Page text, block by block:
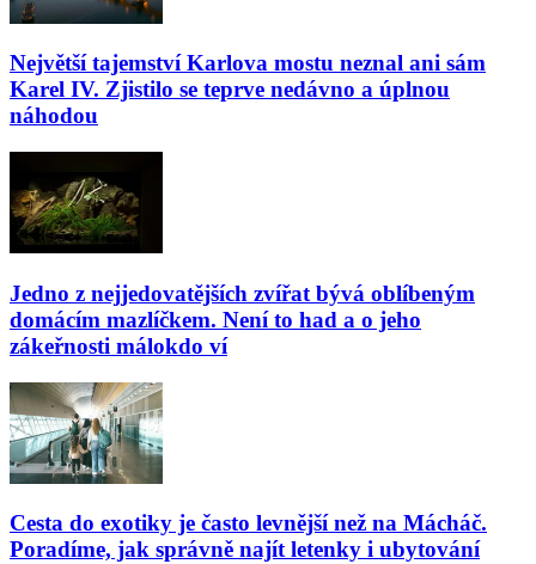
Největší tajemství Karlova mostu neznal ani sám
Karel IV. Zjistilo se teprve nedávno a úplnou
náhodou
Jedno z nejjedovatějších zvířat bývá oblíbeným
domácím mazlíčkem. Není to had a o jeho
zákeřnosti málokdo ví
Cesta do exotiky je často levnější než na Mácháč.
Poradíme, jak správně najít letenky i ubytování